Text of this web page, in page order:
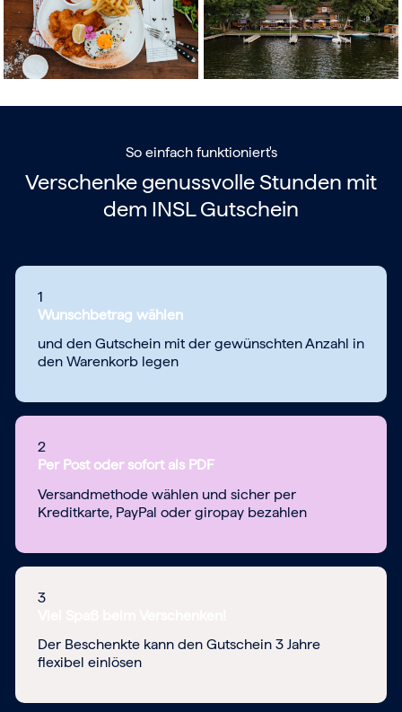
So einfach funktioniert's
Verschenke genussvolle Stunden mit
dem INSL Gutschein
1
Wunschbetrag wählen
und den Gutschein mit der gewünschten Anzahl in
den Warenkorb legen
2
Per Post oder sofort als PDF
Versandmethode wählen und sicher per
Kreditkarte, PayPal oder giropay bezahlen
3
Der Beschenkte kann den Gutschein 3 Jahre
flexibel einlösen